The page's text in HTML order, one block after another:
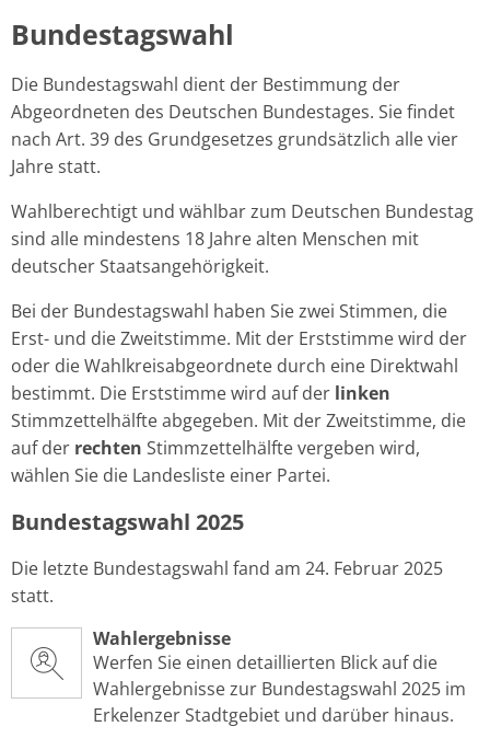
Bundestagswahl
Die Bundestagswahl dient der Bestimmung der
Abgeordneten des Deutschen Bundestages. Sie findet
nach Art. 39 des Grundgesetzes grundsätzlich alle vier
Jahre statt.
Wahlberechtigt und wählbar zum Deutschen Bundestag
sind alle mindestens 18 Jahre alten Menschen mit
deutscher Staatsangehörigkeit.
Bei der Bundestagswahl haben Sie zwei Stimmen, die
Erst- und die Zweitstimme. Mit der Erststimme wird der
oder die Wahlkreisabgeordnete durch eine Direktwahl
bestimmt. Die Erststimme wird auf der linken
Stimmzettelhälfte abgegeben. Mit der Zweitstimme, die
auf der rechten Stimmzettelhälfte vergeben wird,
wählen Sie die Landesliste einer Partei.
Bundestagswahl 2025
Die letzte Bundestagswahl fand am 24. Februar 2025
statt.
Wahlergebnisse
Werfen Sie einen detaillierten Blick auf die
Wahlergebnisse zur Bundestagswahl 2025 im
Erkelenzer Stadtgebiet und darüber hinaus.